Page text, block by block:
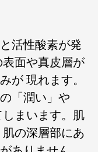
活性酸素が発
面や真皮層が
が 現れます。
「潤い」や
しまいます。肌
の深層部にあ